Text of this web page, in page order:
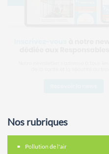
Nos rubriques
Pollution de l'air